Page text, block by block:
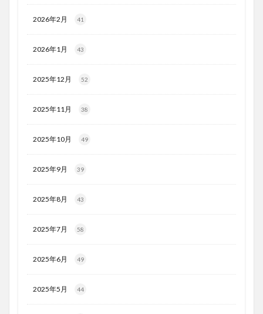
2026年2月 41
2026年1月 43
2025年12月 52
2025年11月 38
2025年10月 49
2025年9月 39
2025年8月 43
2025年7月 58
2025年6月 49
2025年5月 44